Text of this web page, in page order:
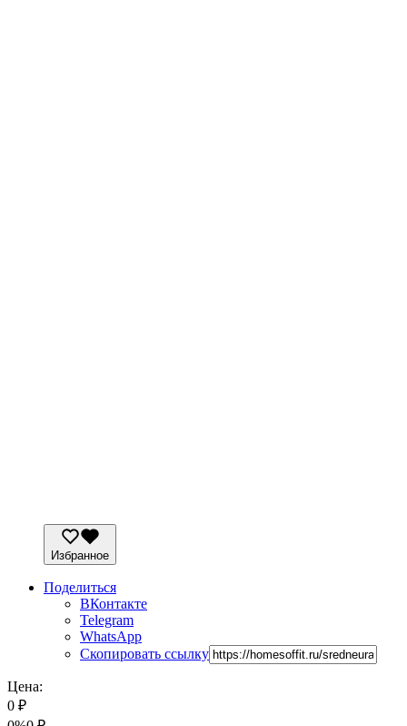
Избранное
Поделиться
ВКонтакте
Telegram
WhatsApp
Скопировать ссылку
Цена:
0 ₽